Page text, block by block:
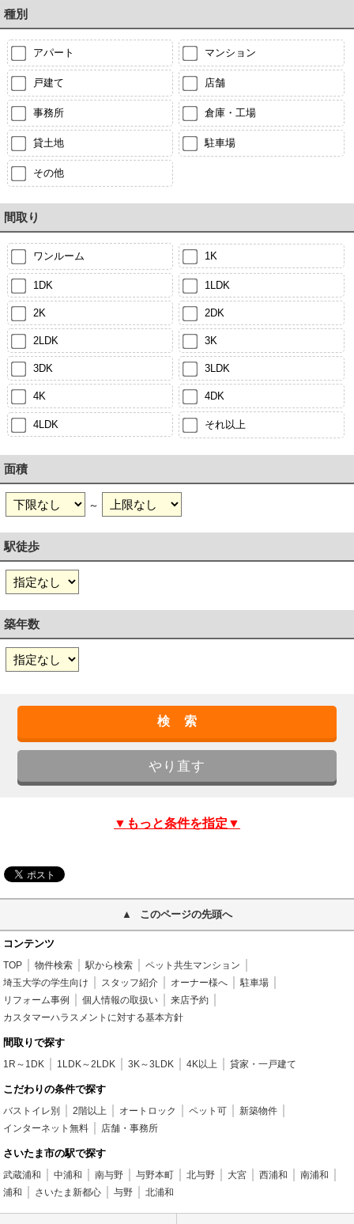
種別
アパート マンション
戸建て 店舗
事務所 倉庫・工場
貸土地 駐車場
その他
間取り
ワンルーム 1K
1DK 1LDK
2K 2DK
2LDK 3K
3DK 3LDK
4K 4DK
4LDK それ以上
面積
～
駅徒歩
築年数
▼もっと条件を指定▼
このページの先頭へ
コンテンツ
TOP 物件検索 駅から検索
ペット共生マンション
埼玉大学の学生向け
スタッフ紹介 オーナー様へ
駐車場
リフォーム事例
個人情報の取扱い
来店予約
カスタマーハラスメントに対する基本方針
間取りで探す
1R～1DK 1LDK～2LDK 3K～3LDK 4K以上 貸家・一戸建て
こだわりの条件で探す
バストイレ別 2階以上 オートロック ペット可
新築物件
インターネット無料
店舗・事務所
さいたま市の駅で探す
武蔵浦和 中浦和 南与野 与野本町 北与野 大宮 西浦和
南浦和
浦和
さいたま新都心 与野 北浦和